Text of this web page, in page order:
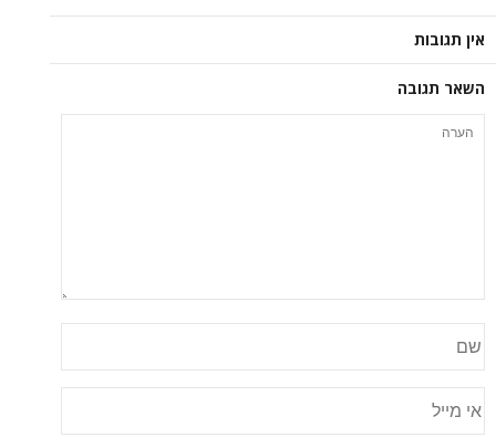
אין תגובות
השאר תגובה